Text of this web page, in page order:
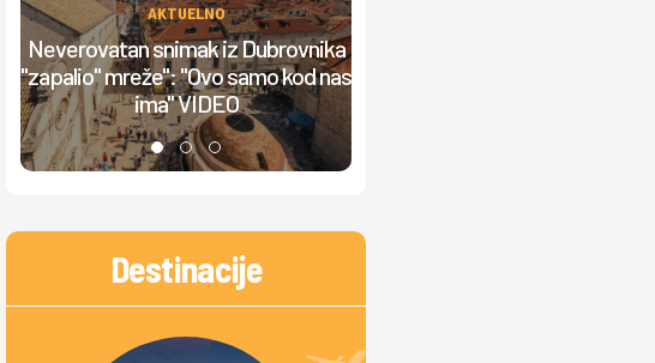
AKTUELNO
Neverovatan snimak iz Dubrovnika
"zapalio" mreže": "Ovo samo kod nas
ima" VIDEO
Destinacije